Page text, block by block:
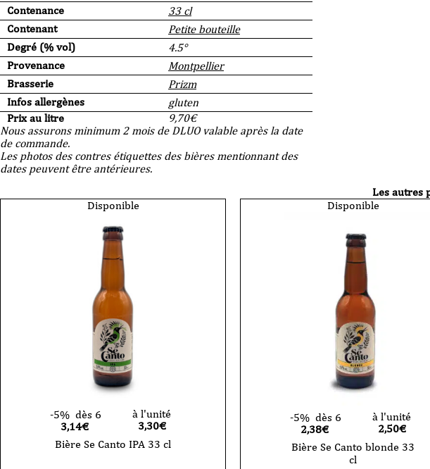
Contenance
33 cl
Contenant
Petite bouteille
Degré (% vol)
4.5°
Provenance
Montpellier
Brasserie
Prizm
Infos allergènes
gluten
Prix au litre
9,70€
Nous assurons minimum 2 mois de DLUO valable après la date
de commande.
Les photos des contres étiquettes des bières mentionnant des
dates peuvent être antérieures.
Les autres
Disponible
-5% dès 6
3,14€
à l'unité
3,30€
Bière Se Canto IPA 33 cl
Disponible
-5% dès 6
2,38€
à l'unité
2,50€
Bière Se Canto blonde 33
cl